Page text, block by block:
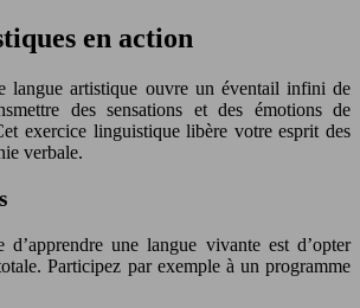
en action
langue artistique ouvre un éventail infini de
des sensations et des émotions de
exercice linguistique libère votre esprit des
verbale.
d’apprendre une langue vivante est d’opter
Participez par exemple à un programme